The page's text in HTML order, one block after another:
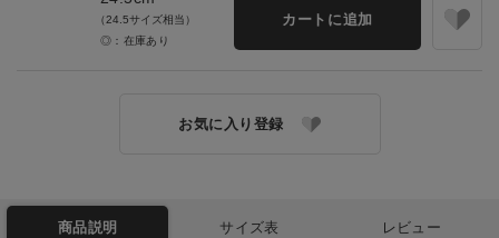
（24.5サイズ相当）
◎：在庫あり
カートに追加
お気に入り登録
商品説明 サイズ表 レビュー